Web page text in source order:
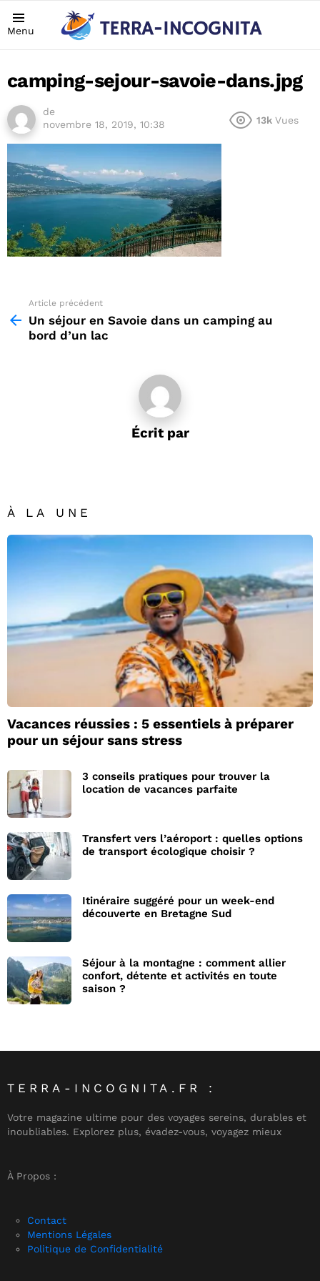
Menu
camping-sejour-savoie-dans.jpg
de
novembre 18, 2019, 10:38
13k Vues
more
Article précédent
Un séjour en Savoie dans un camping au
bord d’un lac
Écrit par
À LA UNE
Vacances réussies : 5 essentiels à préparer
pour un séjour sans stress
3 conseils pratiques pour trouver la
location de vacances parfaite
Transfert vers l’aéroport : quelles options
de transport écologique choisir ?
Itinéraire suggéré pour un week-end
découverte en Bretagne Sud
Séjour à la montagne : comment allier
confort, détente et activités en toute
saison ?
TERRA-INCOGNITA.FR :
Votre magazine ultime pour des voyages sereins, durables et
inoubliables. Explorez plus, évadez-vous, voyagez mieux
À Propos :
Contact
Mentions Légales
Politique de Confidentialité